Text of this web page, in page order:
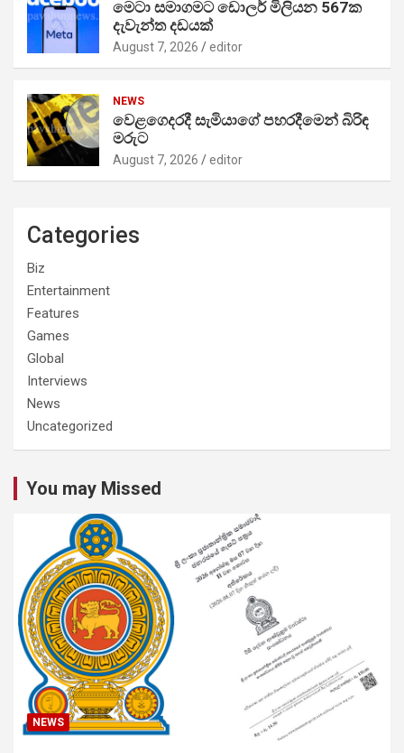
මෙටා සමාගමට ඩොලර් මිලියන 567ක
දැවැන්ත දඩයක්
August 7, 2026 editor
NEWS
වෙළගෙදරදී සැමියාගේ පහරදීමෙන් බිරිඳ
මරුට
August 7, 2026 editor
Categories
Biz
Entertainment
Features
Games
Global
Interviews
News
Uncategorized
You may Missed
NEWS